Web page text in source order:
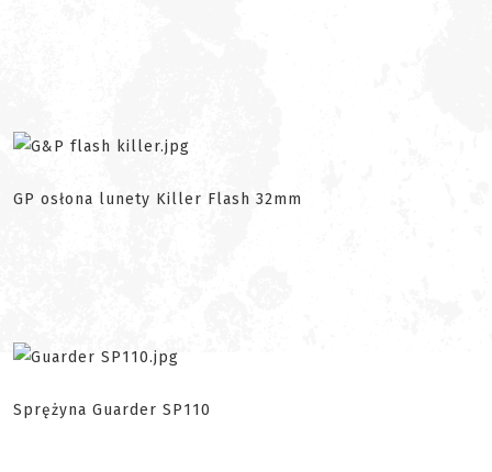
GP osłona lunety Killer Flash 32mm
Sprężyna Guarder SP110